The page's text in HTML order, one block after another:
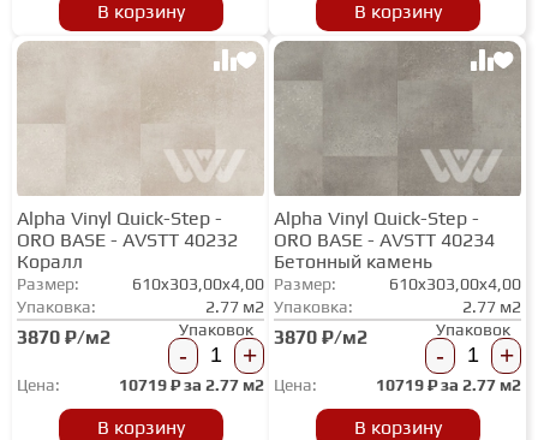
ПЛИНТУС
КЛЕЙ
НАЛИВНОЙ ПОЛ
В корзину В корзину
Alpha Vinyl Quick-Step -
ORO BASE - AVSTT 40232
Коралл
Размер:
610x303,00x4,00
Упаковка:
2.77 м2
3870 ₽/м2 Упаковок
- +
Цена: 10719₽ за 2.77 м2
В корзину
Alpha Vinyl Quick-Step -
ORO BASE - AVSTT 40234
Бетонный камень
Размер:
610x303,00x4,00
Упаковка:
2.77 м2
3870 ₽/м2 Упаковок
- +
Цена: 10719₽ за 2.77 м2
В корзину